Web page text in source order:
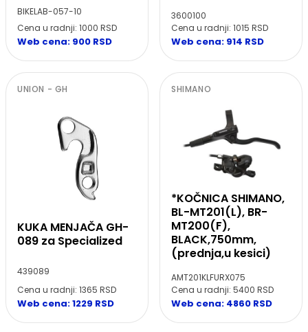
BIKELAB-057-10
Cena u radnji: 1000 RSD
Web cena: 900 RSD
3600100
Cena u radnji: 1015 RSD
Web cena: 914 RSD
UNION - GH
KUKA MENJAČA GH-
089 za Specialized
439089
Cena u radnji: 1365 RSD
Web cena: 1229 RSD
SHIMANO
*KOČNICA SHIMANO,
BL-MT201(L), BR-
MT200(F),
BLACK,750mm,
(prednja,u kesici)
AMT201KLFURX075
Cena u radnji: 5400 RSD
Web cena: 4860 RSD